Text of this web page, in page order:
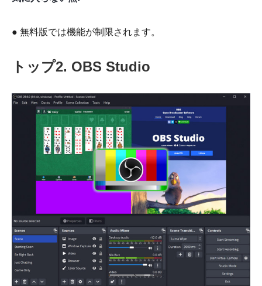
● 無料版では機能が制限されます。
トップ2. OBS Studio